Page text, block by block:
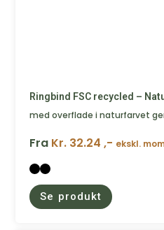
Ringbind FSC recycled –
med overflade i naturfarvet
Fra Kr. 32.24 ,- ekskl.
Se produkt